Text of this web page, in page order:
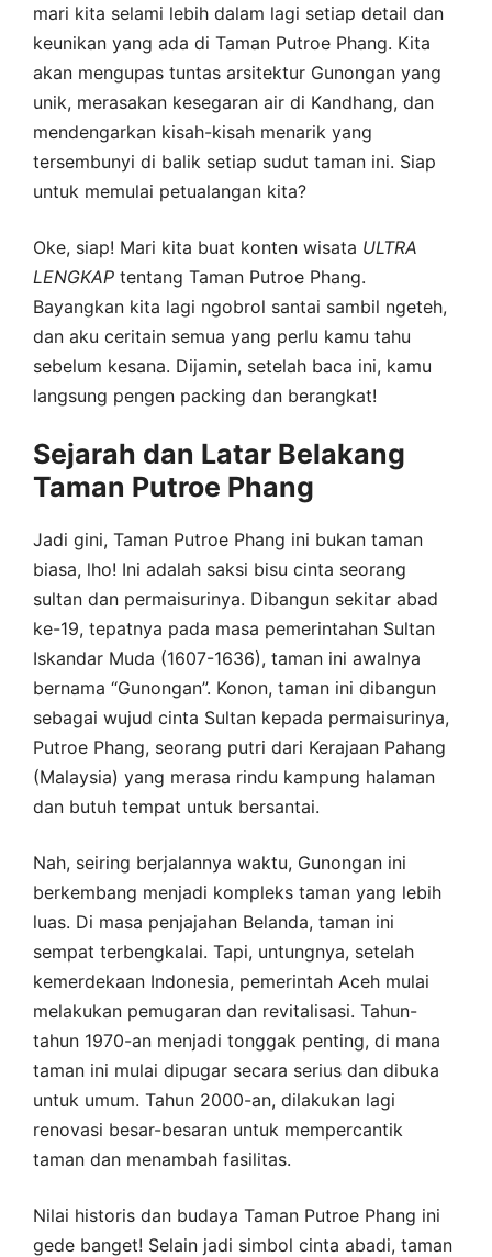
mari kita selami lebih dalam lagi setiap detail dan
keunikan yang ada di Taman Putroe Phang. Kita
akan mengupas tuntas arsitektur Gunongan yang
unik, merasakan kesegaran air di Kandhang, dan
mendengarkan kisah-kisah menarik yang
tersembunyi di balik setiap sudut taman ini. Siap
untuk memulai petualangan kita?
Oke, siap! Mari kita buat konten wisata ULTRA
LENGKAP tentang Taman Putroe Phang.
Bayangkan kita lagi ngobrol santai sambil ngeteh,
dan aku ceritain semua yang perlu kamu tahu
sebelum kesana. Dijamin, setelah baca ini, kamu
langsung pengen packing dan berangkat!
Sejarah dan Latar Belakang
Taman Putroe Phang
Jadi gini, Taman Putroe Phang ini bukan taman
biasa, lho! Ini adalah saksi bisu cinta seorang
sultan dan permaisurinya. Dibangun sekitar abad
ke-19, tepatnya pada masa pemerintahan Sultan
Iskandar Muda (1607-1636), taman ini awalnya
bernama “Gunongan”. Konon, taman ini dibangun
sebagai wujud cinta Sultan kepada permaisurinya,
Putroe Phang, seorang putri dari Kerajaan Pahang
(Malaysia) yang merasa rindu kampung halaman
dan butuh tempat untuk bersantai.
Nah, seiring berjalannya waktu, Gunongan ini
berkembang menjadi kompleks taman yang lebih
luas. Di masa penjajahan Belanda, taman ini
sempat terbengkalai. Tapi, untungnya, setelah
kemerdekaan Indonesia, pemerintah Aceh mulai
melakukan pemugaran dan revitalisasi. Tahun-
tahun 1970-an menjadi tonggak penting, di mana
taman ini mulai dipugar secara serius dan dibuka
untuk umum. Tahun 2000-an, dilakukan lagi
renovasi besar-besaran untuk mempercantik
taman dan menambah fasilitas.
Nilai historis dan budaya Taman Putroe Phang ini
gede banget! Selain jadi simbol cinta abadi, taman